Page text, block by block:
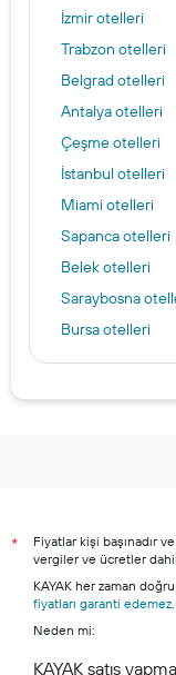
İzmir otelleri
Trabzon otelleri
Belgrad otelleri
Antalya otelleri
Çeşme otelleri
İstanbul otelleri
Miami otelleri
Sapanca otelleri
Belek otelleri
Saraybosna
Bursa otelleri
Göreme otelleri
Diyarbakır
Alanya otelleri
Bodrum otelleri
Şile otelleri
*
Fiyatlar kişi başınadır
vergiler ve ücretler
KAYAK her zaman
fiyatları garanti edemez.
Neden mi:
KAYAK satış